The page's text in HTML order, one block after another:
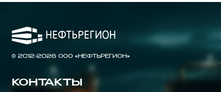
© 2012-2026 ООО «НЕФТЬРЕГИОН»
КОНТАКТЫ